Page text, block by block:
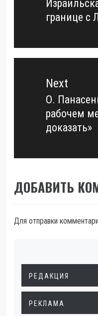
Previous
post:
границе с
Next
Next
post:
О.
рабочем
доказать»
ДОБАВИТЬ
Для отправки
РЕДАКЦИЯ
РЕКЛАМА